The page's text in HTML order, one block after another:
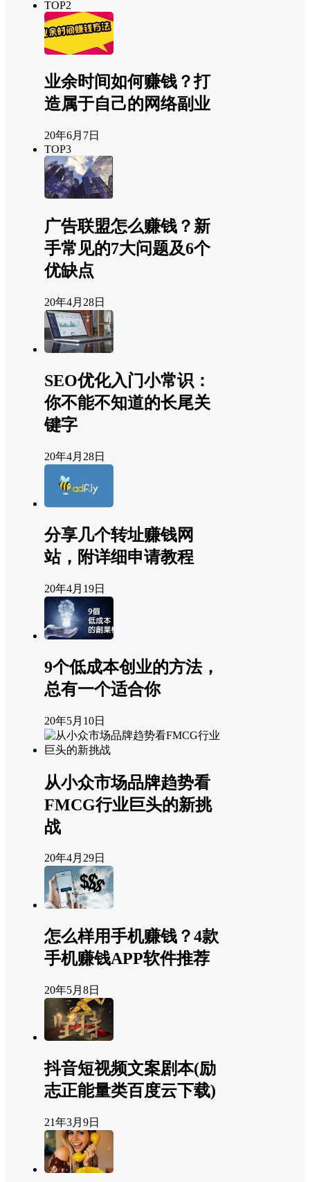
TOP2
业余时间如何赚钱？打
造属于自己的网络副业
20年6月7日
TOP3
广告联盟怎么赚钱？新
手常见的7大问题及6个
优缺点
20年4月28日
SEO优化入门小常识：
你不能不知道的长尾关
键字
20年4月28日
分享几个转址赚钱网
站，附详细申请教程
20年4月19日
9个低成本创业的方法，
总有一个适合你
20年5月10日
从小众市场品牌趋势看
FMCG行业巨头的新挑
战
20年4月29日
怎么样用手机赚钱？4款
手机赚钱APP软件推荐
20年5月8日
抖音短视频文案剧本(励
志正能量类百度云下载)
21年3月9日